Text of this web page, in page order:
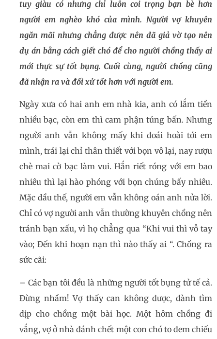
tuy giàu có nhưng chỉ luôn coi trọng bạn bè hơn
người em nghèo khó của mình. Người vợ khuyên
ngăn mãi nhưng chẳng được nên đã giả vờ tạo nên
dụ án bằng cách giết chó để cho người chồng thấy ai
mới thực sự tốt bụng. Cuối cùng, người chồng cũng
đã nhận ra và đối xử tốt hơn với người em.
Ngày xưa có hai anh em nhà kia, anh có lắm tiền
nhiều bạc, còn em thì cam phận túng bấn. Nhưng
người anh vẫn không mấy khi đoái hoài tới em
mình, trái lại chỉ thân thiết với bọn vô lại, nay rượu
chè mai cờ bạc làm vui. Hắn riết róng với em bao
nhiêu thì lại hào phóng với bọn chúng bấy nhiêu.
Mặc dầu thế, người em vẫn không oán anh nửa lời.
Chỉ có vợ người anh vẫn thường khuyên chồng nên
tránh bạn xấu, vì họ chẳng qua “Khi vui thì vỗ tay
vào; Đến khi hoạn nạn thì nào thấy ai “. Chồng ra
sức cãi:
– Các bạn tôi đều là những người tốt bụng tử tế cả.
Đừng nhầm! Vợ thấy can không được, đành tìm
dịp cho chồng một bài học. Một hôm chồng đi
vắng, vợ ở nhà đánh chết một con chó to đem chiếu